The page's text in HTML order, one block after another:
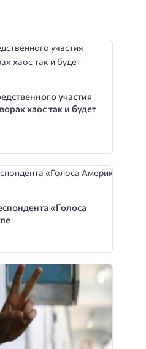
участия
хаос так и будет
«Голоса